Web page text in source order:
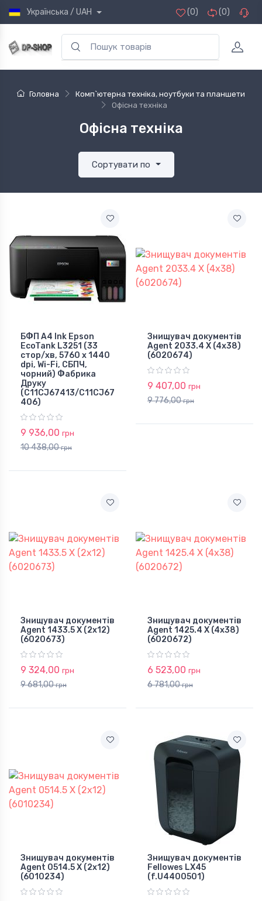
Українська / UAH (0) (0)
Головна
Комп`ютерна техніка, ноутбуки та планшети
Офісна техніка
Офісна техніка
Сортувати по
БФП А4 Ink Epson
EcoTank L3251 (33
стор/хв, 5760 x 1440
dpi, Wi-Fi, СБПЧ,
чорний) Фабрика
Друку
(C11CJ67413/C11CJ67
406)
9 936,00 грн
10 438,00грн
Знищувач документів
Agent 2033.4 X (4х38)
(6020674)
9 407,00 грн
9 776,00грн
Знищувач документів
Agent 1433.5 X (2х12)
(6020673)
9 324,00 грн
9 681,00грн
Знищувач документів
Agent 1425.4 X (4х38)
(6020672)
6 523,00 грн
6 781,00грн
Знищувач документів
Agent 0514.5 X (2x12)
(6010234)
Знищувач документів
Fellowes LX45
(f.U4400501)